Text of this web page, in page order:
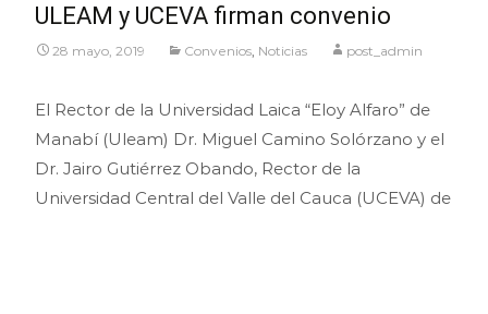
ULEAM y UCEVA firman convenio
28 mayo, 2019 Convenios Noticias post_admin
El Rector de la Universidad Laica “Eloy Alfaro” de
Manabí (Uleam) Dr. Miguel Camino Solórzano y el
Dr. Jairo Gutiérrez Obando, Rector de la
Universidad Central del Valle del Cauca (UCEVA) de